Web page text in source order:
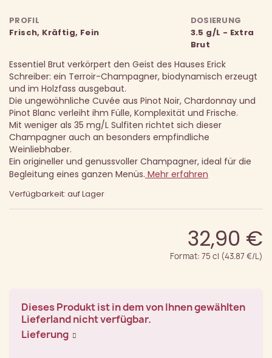
PROFIL
Frisch, Kräftig, Fein
DOSIERUNG
3.5 g/L - Extra
Brut
Essentiel Brut verkörpert den Geist des Hauses Erick
Schreiber: ein Terroir-Champagner, biodynamisch erzeugt
und im Holzfass ausgebaut.
Die ungewöhnliche Cuvée aus Pinot Noir, Chardonnay und
Pinot Blanc verleiht ihm Fülle, Komplexität und Frische.
Mit weniger als 35 mg/L Sulfiten richtet sich dieser
Champagner auch an besonders empfindliche
Weinliebhaber.
Ein origineller und genussvoller Champagner, ideal für die
Begleitung eines ganzen Menüs. Mehr erfahren
Verfügbarkeit: auf Lager
32,90 €
Format: 75 cl (43.87 €/L)
Dieses Produkt ist in dem von Ihnen gewählten
Lieferland nicht verfügbar.
Lieferung